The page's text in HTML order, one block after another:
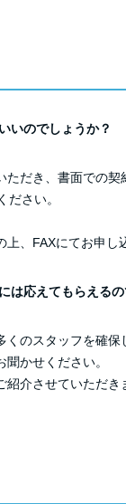
いのでしょうか？
だき、書面での契
さい。
、FAXにてお申し
は応えてもらえるの
のスタッフを確保
かせください。
介させていただき